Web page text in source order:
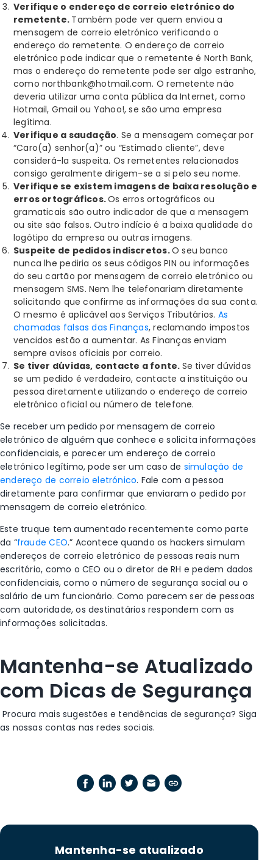
Verifique o endereço de correio eletrónico do
remetente. Também pode ver quem enviou a
mensagem de correio eletrónico verificando o
endereço do remetente. O endereço de correio
eletrónico pode indicar que o remetente é North Bank,
mas o endereço do remetente pode ser algo estranho,
como northbank@hotmail.com. O remetente não
deveria utilizar uma conta pública da Internet, como
Hotmail, Gmail ou Yahoo!, se são uma empresa
legítima.
Verifique a saudação. Se a mensagem começar por
“Caro(a) senhor(a)” ou “Estimado cliente”, deve
considerá-la suspeita. Os remetentes relacionados
consigo geralmente dirigem-se a si pelo seu nome.
Verifique se existem imagens de baixa resolução e
erros ortográficos.Os erros ortográficos ou
gramaticais são outro indicador de que a mensagem
ou site são falsos. Outro indício é a baixa qualidade do
logótipo da empresa ou outras imagens.
Suspeite de pedidos indiscretos.O seu banco
nunca lhe pediria os seus códigos PIN ou informações
do seu cartão por mensagem de correio eletrónico ou
mensagem SMS. Nem lhe telefonariam diretamente
solicitando que confirme as informações da sua conta.
O mesmo é aplicável aos Serviços Tributários. As
chamadas falsas das Finanças, reclamando impostos
vencidos estão a aumentar. As Finanças enviam
sempre avisos oficiais por correio.
Se tiver dúvidas, contacte a fonte. Se tiver dúvidas
se um pedido é verdadeiro, contacte a instituição ou
pessoa diretamente utilizando o endereço de correio
eletrónico oficial ou número de telefone.
Se receber um pedido por mensagem de correio
eletrónico de alguém que conhece e solicita informações
confidenciais, e parecer um endereço de correio
eletrónico legítimo, pode ser um caso de simulação de
endereço de correio eletrónico. Fale com a pessoa
diretamente para confirmar que enviaram o pedido por
mensagem de correio eletrónico.
Este truque tem aumentado recentemente como parte
da “fraude CEO.” Acontece quando os hackers simulam
endereços de correio eletrónico de pessoas reais num
escritório, como o CEO ou o diretor de RH e pedem dados
confidenciais, como o número de segurança social ou o
salário de um funcionário. Como parecem ser de pessoas
com autoridade, os destinatários respondem com as
informações solicitadas.
Mantenha-se Atualizado
com Dicas de Segurança
Procura mais sugestões e tendências de segurança? Siga
as nossas contas nas redes sociais.
Mantenha-se atualizado